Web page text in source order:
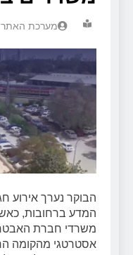
מערכת האתר
הבוקר נערך אירוע
משרדי חברת
אסטרטגי מהקומה